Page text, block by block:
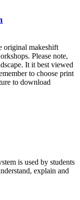
original makeshift
Please note,
It it best viewed
to choose print
to download
is used by students
explain and